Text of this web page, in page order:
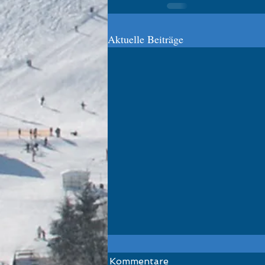
Aktuelle Beiträge
Schüler-Kondi-
Kommentare